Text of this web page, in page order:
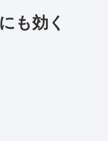
も効く